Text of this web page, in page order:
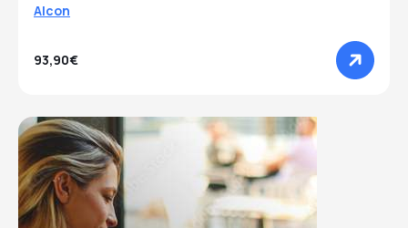
Alcon
93,90€